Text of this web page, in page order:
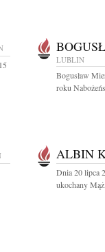
LUBLIN
Bogusław
roku
ALBIN
Dnia 20 lipca
ukochany